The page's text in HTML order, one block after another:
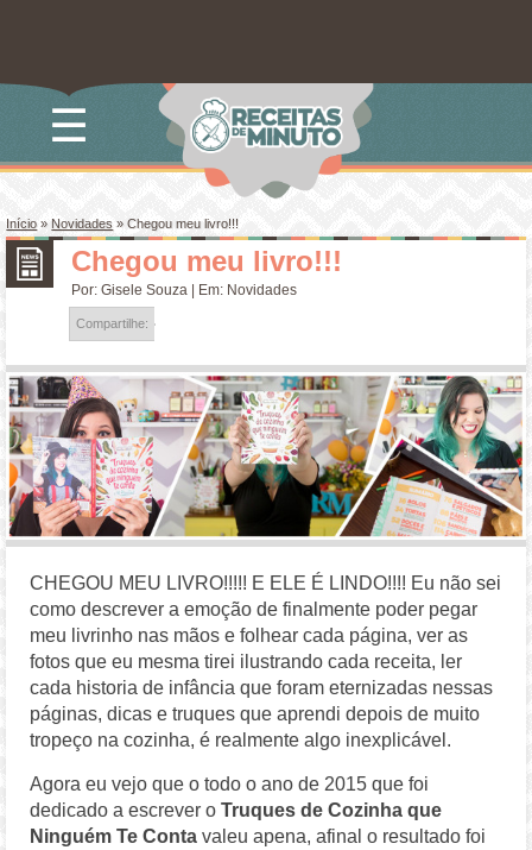
☰
Início»Novidades »Chegou meu livro!!!
Chegou meu livro!!!
Por:Gisele Souza | Em: Novidades
Compartilhe:
CHEGOU MEU LIVRO!!!!! E ELE É LINDO!!!! Eu não sei
como descrever a emoção de finalmente poder pegar
meu livrinho nas mãos e folhear cada página, ver as
fotos que eu mesma tirei ilustrando cada receita, ler
cada historia de infância que foram eternizadas nessas
páginas, dicas e truques que aprendi depois de muito
tropeço na cozinha, é realmente algo inexplicável.
Agora eu vejo que o todo o ano de 2015 que foi
dedicado a escrever oTruques de Cozinha que
Ninguém Te Conta valeu apena, afinal o resultado foi